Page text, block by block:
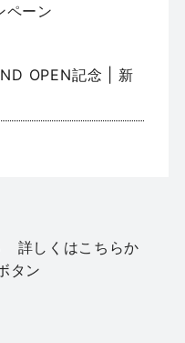
OPEN記念 | 新
目